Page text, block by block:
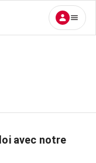
avec notre